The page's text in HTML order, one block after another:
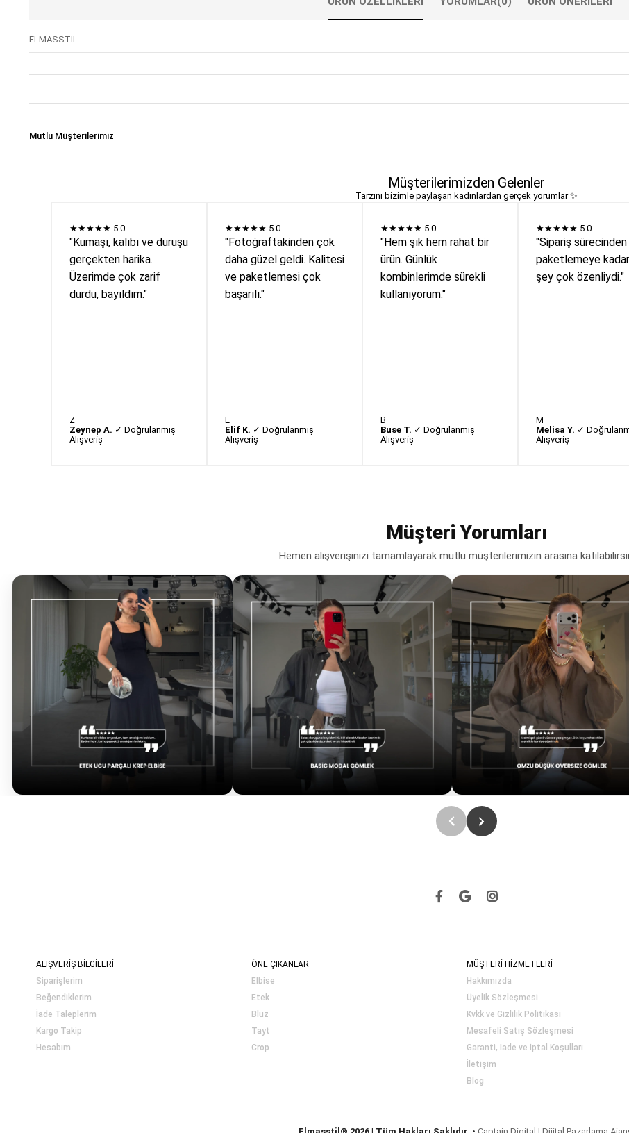
ELMASSTİL
Mutlu Müşterilerimiz
Müşterilerimizden Gelenler
Tarzını bizimle paylaşan kadınlardan gerçek yorumlar ✨
★★★★★ 5.0
"Kumaşı, kalıbı ve duruşu
gerçekten harika.
Üzerimde çok zarif
durdu, bayıldım."
Z
Zeynep A. ✓ Doğrulanmış
Alışveriş
★★★★★ 5.0
"Fotoğraftakinden çok
daha güzel geldi. Kalitesi
ve paketlemesi çok
başarılı."
E
Elif K. ✓ Doğrulanmış
Alışveriş
★★★★★ 5.0
"Hem şık hem rahat bir
ürün. Günlük
kombinlerimde sürekli
kullanıyorum."
B
Buse T. ✓ Doğrulanmış
Alışveriş
★★★★★ 5.0
"Sipariş sürecinden
paketlemeye
şey çok özenliydi."
M
Melisa Y. ✓
Alışveriş
Müşteri Yorumları
Hemen alışverişinizi tamamlayarak mutlu müşterilerimizin arasına
ALIŞVERİŞ BİLGİLERİ
Siparişlerim
Beğendiklerim
İade Taleplerim
Kargo Takip
Hesabım
ÖNE ÇIKANLAR
Elbise
Etek
Bluz
Tayt
Crop
MÜŞTERİ HİZMETLERİ
Hakkımızda
Üyelik Sözleşmesi
Kvkk ve Gizlilik Politikası
Mesafeli Satış Sözleşmesi
Garanti, İade ve İptal Koşulları
İletişim
Blog